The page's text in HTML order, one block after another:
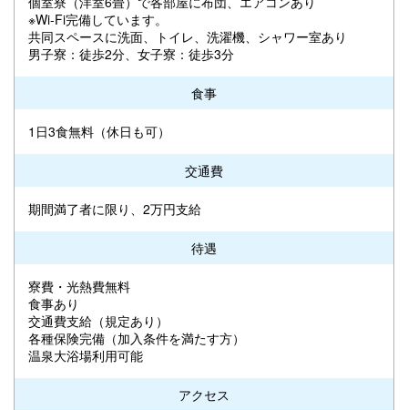
※Wi-Fi完備しています。
共同スペースに洗面、トイレ、洗濯機、シャワー室あり
男子寮：徒歩2分、女子寮：徒歩3分
食事
1日3食無料（休日も可）
交通費
期間満了者に限り、2万円支給
待遇
寮費・光熱費無料
食事あり
交通費支給（規定あり）
各種保険完備（加入条件を満たす方）
温泉大浴場利用可能
アクセス